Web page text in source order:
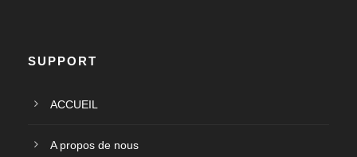
SUPPORT
ACCUEIL
A propos de nous